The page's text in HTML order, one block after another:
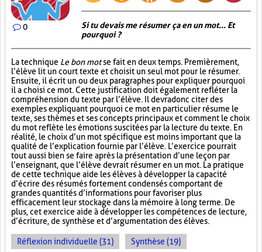
0
Si tu devais me résumer ça en un mot... Et
pourquoi ?
La technique Le bon motse fait en deux temps. Premièrement,
l’élève lit un court texte et choisit un seul mot pour le résumer.
Ensuite, il écrit un ou deux paragraphes pour expliquer pourquoi
il a choisi ce mot. Cette justification doit également refléter la
compréhension du texte par l’élève. Il devra donc citer des
exemples expliquant pourquoi ce mot en particulier résume le
texte, ses thèmes et ses concepts principaux et comment le choix
du mot reflète les émotions suscitées par la lecture du texte. En
réalité, le choix d’un mot spécifique est moins important que la
qualité de l’explication fournie par l’élève. L’exercice pourrait
tout aussi bien se faire après la présentation d’une leçon par
l’enseignant, que l’élève devrait résumer en un mot. La pratique
de cette technique aide les élèves à développer la capacité
d’écrire des résumés fortement condensés comportant de
grandes quantités d’informations pour favoriser plus
efficacement leur stockage dans la mémoire à long terme. De
plus, cet exercice aide à développer les compétences de lecture,
d’écriture, de synthèse et d’argumentation des élèves.
Réflexion individuelle (31) Synthèse (19)